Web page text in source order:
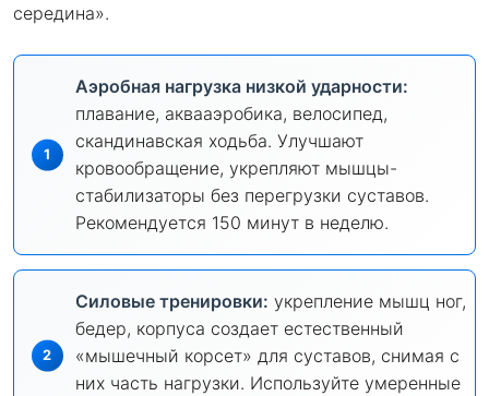
середина».
Аэробная нагрузка низкой ударности:
плавание, аквааэробика, велосипед,
скандинавская ходьба. Улучшают
кровообращение, укрепляют мышцы-
стабилизаторы без перегрузки суставов.
Рекомендуется 150 минут в неделю.
Силовые тренировки: укрепление мышц ног,
бедер, корпуса создает естественный
«мышечный корсет» для суставов, снимая с
них часть нагрузки. Используйте умеренные